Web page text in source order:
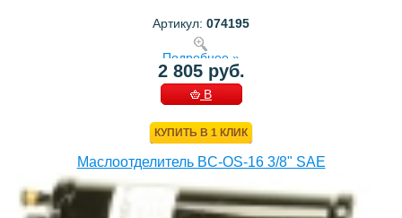
Артикул: 074195
Подробнее »
2 805 руб.
В
КУПИТЬ В 1 КЛИК
Маслоотделитель BC-OS-16 3/8" SAE